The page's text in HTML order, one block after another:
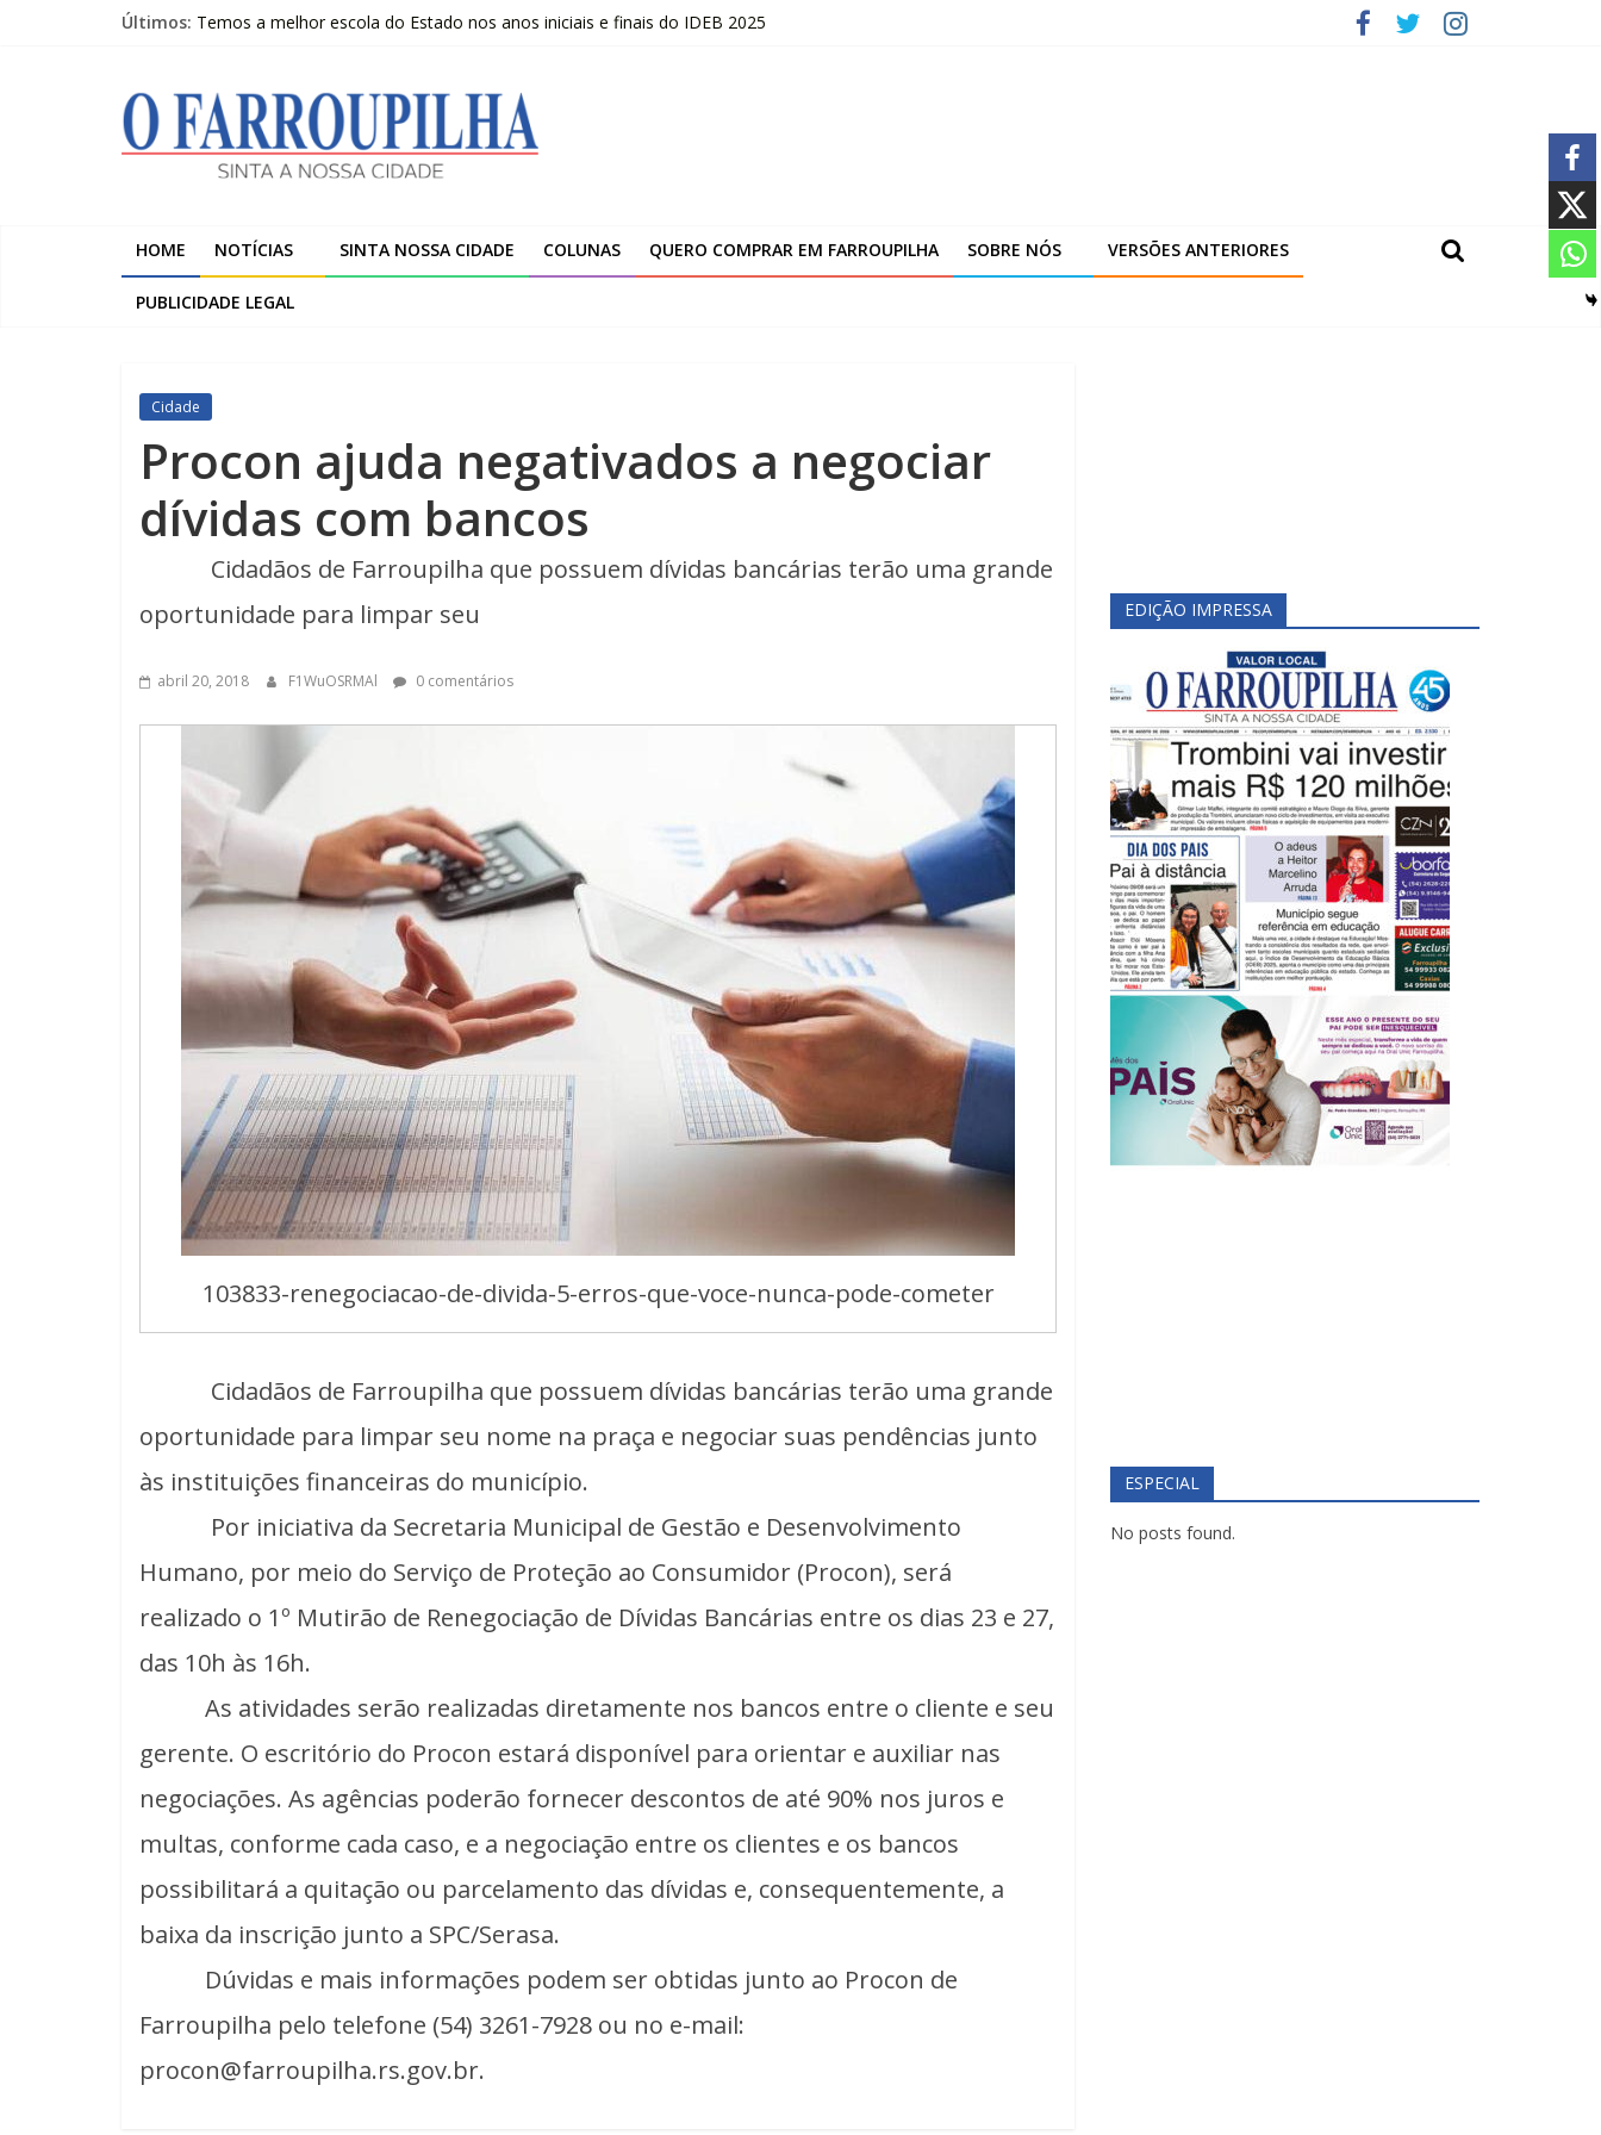
Últimos: Temos a melhor escola do Estado nos anos iniciais e finais do IDEB 2025
A despedida de Heitor Marcelino Arruda
Trombini investe R$ 120 milhões na ampliação da unidade de Farroupilha
O
Farroupilha
Nossa
Cidade
HOME NOTÍCIAS SINTA NOSSA CIDADE COLUNAS QUERO COMPRAR EM FARROUPILHA SOBRE NÓS VERSÕES ANTERIORES
PUBLICIDADE LEGAL
Cidade
Procon ajuda negativados a negociar
dívidas com bancos
Cidadãos de Farroupilha que possuem dívidas bancárias terão uma grande
oportunidade para limpar seu
abril 20, 2018 F1WuOSRMAl 0 comentários
103833-renegociacao-de-divida-5-erros-que-voce-nunca-pode-cometer
Cidadãos de Farroupilha que possuem dívidas bancárias terão uma grande
oportunidade para limpar seu nome na praça e negociar suas pendências junto
às instituições financeiras do município.
Por iniciativa da Secretaria Municipal de Gestão e Desenvolvimento
Humano, por meio do Serviço de Proteção ao Consumidor (Procon), será
realizado o 1º Mutirão de Renegociação de Dívidas Bancárias entre os dias 23 e 27,
das 10h às 16h.
As atividades serão realizadas diretamente nos bancos entre o cliente e seu
gerente. O escritório do Procon estará disponível para orientar e auxiliar nas
negociações. As agências poderão fornecer descontos de até 90% nos juros e
multas, conforme cada caso, e a negociação entre os clientes e os bancos
possibilitará a quitação ou parcelamento das dívidas e, consequentemente, a
baixa da inscrição junto a SPC/Serasa.
Dúvidas e mais informações podem ser obtidas junto ao Procon de
Farroupilha pelo telefone (54) 3261-7928 ou no e-mail:
procon@farroupilha.rs.gov.br.
EDIÇÃO IMPRESSA
ESPECIAL
No posts found.